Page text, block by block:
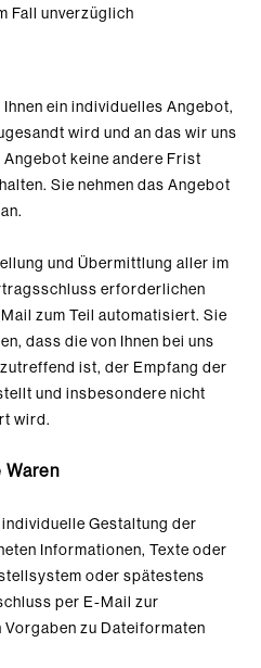
Fall unverzüglich
ein individuelles Angebot,
wird und an das wir uns
keine andere Frist
Sie nehmen das Angebot
und Übermittlung aller im
erforderlichen
zum Teil automatisiert. Sie
dass die von Ihnen bei uns
ist, der Empfang der
und insbesondere nicht
wird.
Waren
Gestaltung der
Informationen, Texte oder
oder spätestens
per E-Mail zur
zu Dateiformaten